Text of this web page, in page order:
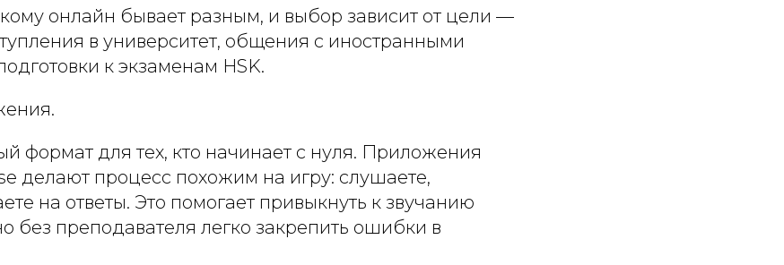
онлайн бывает разным, и выбор зависит от цели —
в университет, общения с иностранными
к экзаменам HSK.
формат для тех, кто начинает с нуля. Приложения
делают процесс похожим на игру: слушаете,
на ответы. Это помогает привыкнуть к звучанию
без преподавателя легко закрепить ошибки в